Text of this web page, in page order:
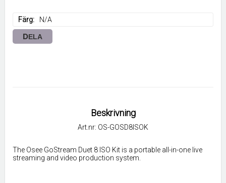
Färg N/A
DELA
Beskrivning
Art.nr: OS-GOSD8ISOK
The Osee GoStream Duet 8 ISO Kit is a portable all-in-one live
streaming and video production system.